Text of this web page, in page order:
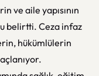
ve aile yapısının
belirtti. Ceza infaz
hükümlülerin